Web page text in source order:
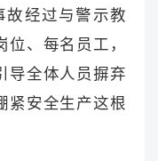
故经过与警示教
、每名员工，
导全体人员摒弃
紧安全生产这根